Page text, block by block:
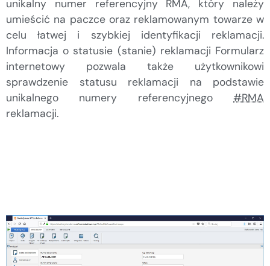
unikalny numer referencyjny RMA, który należy
umieścić na paczce oraz reklamowanym towarze w
celu łatwej i szybkiej identyfikacji reklamacji.
Informacja o statusie (stanie) reklamacji Formularz
internetowy pozwala także użytkownikowi
sprawdzenie statusu reklamacji na podstawie
unikalnego numery referencyjnego #RMA
reklamacji.